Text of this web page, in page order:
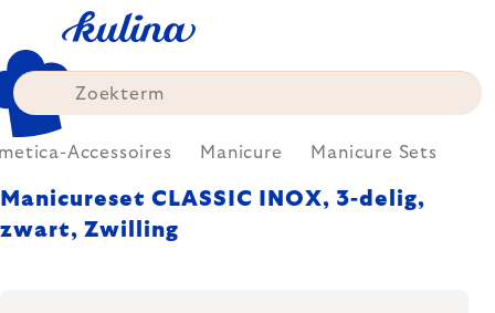
content
Accessoires Manicure Manicure Sets
Manicureset CLASSIC INOX, 3-delig,
zwart, Zwilling